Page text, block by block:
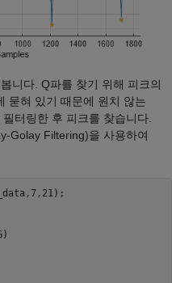
니다. Q파를 찾기 위해 피크의
묻혀 있기 때문에 원치 않는
터링한 후 피크를 찾습니다.
Golay Filtering)을 사용하여